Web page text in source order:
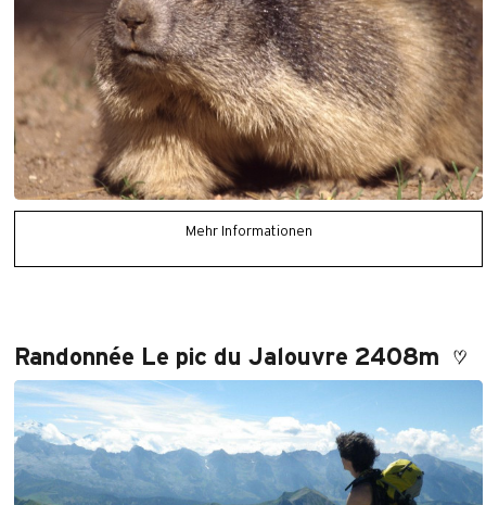
Mehr Informationen
Randonnée Le pic du Jalouvre 2408m